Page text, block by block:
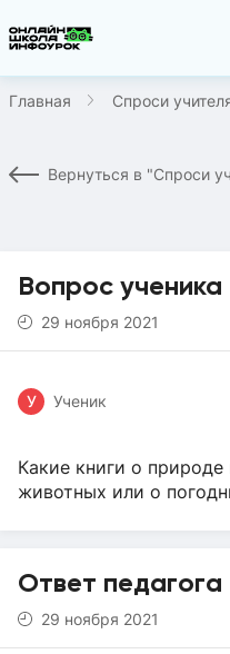
Главная Спроси
Вернуться в "Спроси
Вопрос ученика
29 ноября 2021
У Ученик
Какие книги о
животных или о
Ответ педагога
29 ноября 2021